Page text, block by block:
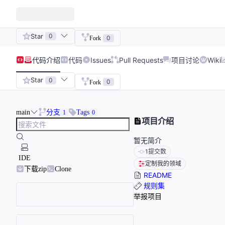
Star 0 Fork 0
代码介绍 代码 Issues Pull Requests 项目讨论 Wiki
Star 0 Fork 0
main 分支 1 Tags 0
IDE
下载zip
Clone
项目介绍
暂无简介
1提交数
定制我的领域
README
规则集
举报项目